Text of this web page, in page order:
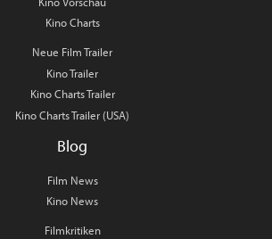
Kino Charts
Neue Film Trailer
Kino Trailer
Kino Charts Trailer
Kino Charts Trailer (USA)
Blog
Film News
Kino News
Filmkritiken